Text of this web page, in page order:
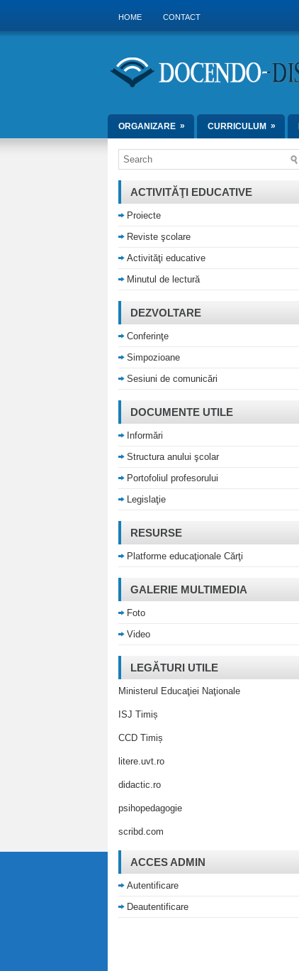
HOME CONTACT
ORGANIZARE » CURRICULUM »
ACTIVITĂŢI EDUCATIVE
Proiecte
Reviste şcolare
Activităţi educative
Minutul de lectură
DEZVOLTARE
Conferinţe
Simpozioane
Sesiuni de comunicări
DOCUMENTE UTILE
Informări
Structura anului şcolar
Portofoliul profesorului
Legislaţie
RESURSE
Platforme educaţionale Cărţi
GALERIE MULTIMEDIA
Foto
Video
LEGĂTURI UTILE
Ministerul Educaţiei Naţionale
ISJ Timiș
CCD Timiș
litere.uvt.ro
didactic.ro
psihopedagogie
scribd.com
ACCES ADMIN
Autentificare
Deautentificare